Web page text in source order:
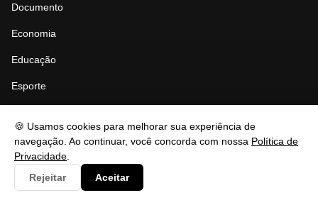
🍪 Usamos cookies para melhorar sua experiência de
navegação. Ao continuar, você concorda com nossa Política de
Privacidade
Rejeitar
Aceitar
Documento
Economia
Educação
Esporte
Governo
Saúde
Tecnologia